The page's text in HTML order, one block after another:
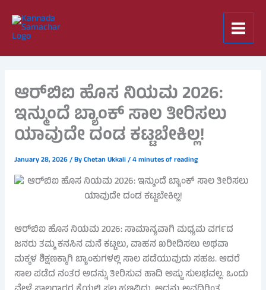
content
ಆರ್‌ಬಿಐ ಹೊಸ ನಿಯಮ 2026:
ಇನ್ಮುಂದೆ ಬ್ಯಾಂಕ್ ಸಾಲ ತೀರಿಸಲು
ಯಾವುದೇ ದಂಡ ಕಟ್ಟಬೇಕಿಲ್ಲ!
January 28, 2026/ ByChetan Ukkali/4 minutes of reading
ಆರ್‌ಬಿಐ ಹೊಸ ನಿಯಮ 2026: ಸಾಮಾನ್ಯವಾಗಿ ಮಧ್ಯಮ ವರ್ಗದ
ಜನರು ತಮ್ಮ ಕನಸಿನ ಮನೆ ಕಟ್ಟಲು, ವಾಹನ ಖರೀದಿಸಲು ಅಥವಾ
ಮಕ್ಕಳ ಶಿಕ್ಷಣಕ್ಕಾಗಿ ಬ್ಯಾಂಕುಗಳಲ್ಲಿ ಸಾಲ ಪಡೆಯುವುದು ಸಹಜ. ಆದರೆ
ಸಾಲ ಪಡೆದ ನಂತರ ಅದನ್ನು ತೀರಿಸುವ ಹಾದಿ ಅಷ್ಟು ಸುಲಭವಲ್ಲ. ಒಂದು